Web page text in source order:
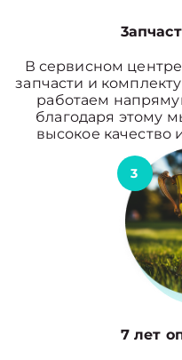
В сервисном
запчасти и
работаем
благодаря этому
высокое
3
7 лет